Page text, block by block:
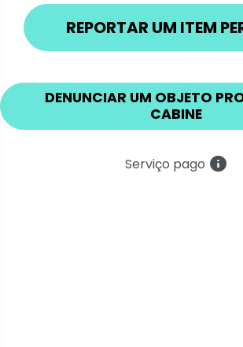
REPORTAR UM ITEM
DENUNCIAR UM OBJETO
CABINE
Serviço pago